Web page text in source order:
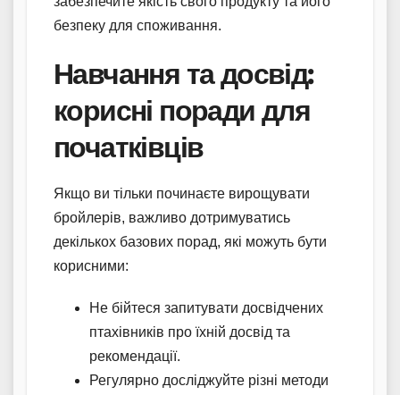
безпеку для споживання.
Навчання та досвід:
корисні поради для
початківців
Якщо ви тільки починаєте вирощувати
бройлерів, важливо дотримуватись
декількох базових порад, які можуть бути
корисними:
Не бійтеся запитувати досвідчених
птахівників про їхній досвід та
рекомендації.
Регулярно досліджуйте різні методи